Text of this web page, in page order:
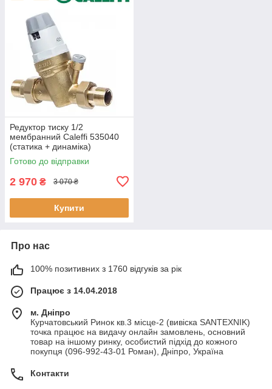
Редуктор тиску 1/2
мембранний Caleffi 535040
(статика + динаміка)
Готово до відправки
2 970 ₴ 3 070 ₴
Купити
Про нас
100% позитивних з 1760 відгуків за рік
Працює з 14.04.2018
м. Дніпро
Курчатовський Ринок кв.3 місце-2 (вивіска SANTEXNIK)
точка працює на видачу онлайн замовлень, основний
товар на іншому ринку, особистий підхід до кожного
покупця (096-992-43-01 Роман), Дніпро, Україна
Контакти